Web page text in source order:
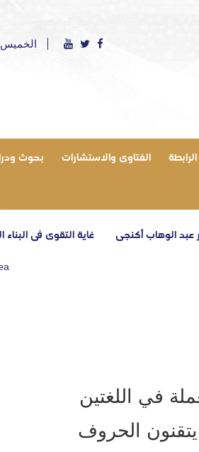
الخميس 6 أغسطس 2026 ميلادي - الموافق 21 صفر 1448 هجري
الفتاوى والاستشارات بحوث
أكنجي غاية التقوى في البناء القرآني –
في اللغتين
يتقنون الحروف